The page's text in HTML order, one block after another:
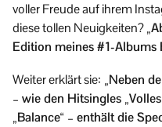
voller Freude auf ihrem
diese tollen Neuigkeiten?
Edition meines #1-Albums
Weiter erklärt sie: „Neben
– wie den Hitsingles
„Balance“ – enthält die